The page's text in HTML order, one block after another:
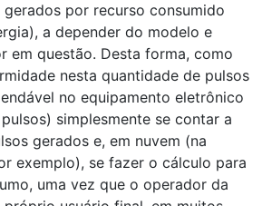
por recurso consumido
a depender do modelo e
em questão. Desta forma, como
nesta quantidade de pulsos
no equipamento eletrônico
simplesmente se contar a
gerados e, em nuvem (na
exemplo), se fazer o cálculo para
uma vez que o operador da